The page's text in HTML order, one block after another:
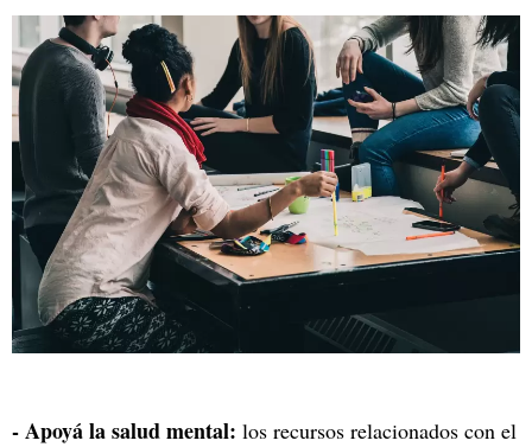
- Apoyá la salud mental: los recursos relacionados con el